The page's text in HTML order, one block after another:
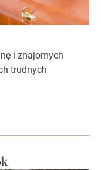
i znajomych
trudnych